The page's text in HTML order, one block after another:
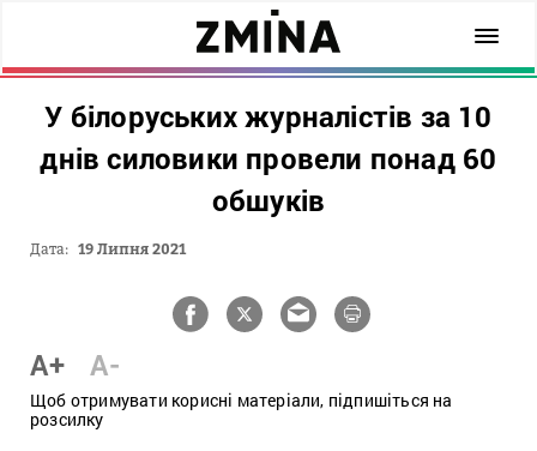
У білоруських журналістів за 10
днів силовики провели понад 60
обшуків
Дата: 19 Липня 2021
A+ A-
Щоб отримувати корисні матеріали, підпишіться на
розсилку